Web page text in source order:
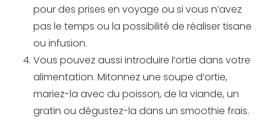
pour des prises en voyage ou si vous n’avez
pas le temps ou la possibilité de réaliser tisane
ou infusion.
Vous pouvez aussi introduire l’ortie dans votre
alimentation. Mitonnez une soupe d’ortie,
mariez-la avec du poisson, de la viande, un
gratin ou dégustez-la dans un smoothie frais.